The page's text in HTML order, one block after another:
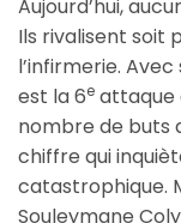
Aujourd’hui,
Ils rivalisent soit
l’infirmerie.
est la 6e attaque
nombre de buts
chiffre qui
catastrophique.
Souleymane